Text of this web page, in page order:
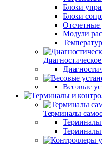
Блоки
Блоки
Отсчетные
Модули
Весовые
Терминалы
Терминалы